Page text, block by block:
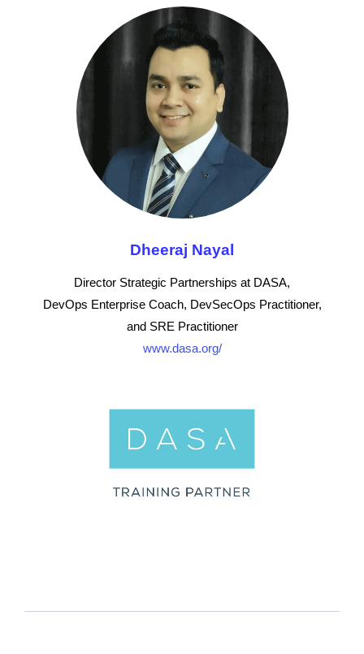
Dheeraj Nayal
Director Strategic Partnerships at DASA,
DevOps Enterprise Coach, DevSecOps Practitioner,
and SRE Practitioner
www.dasa.org/